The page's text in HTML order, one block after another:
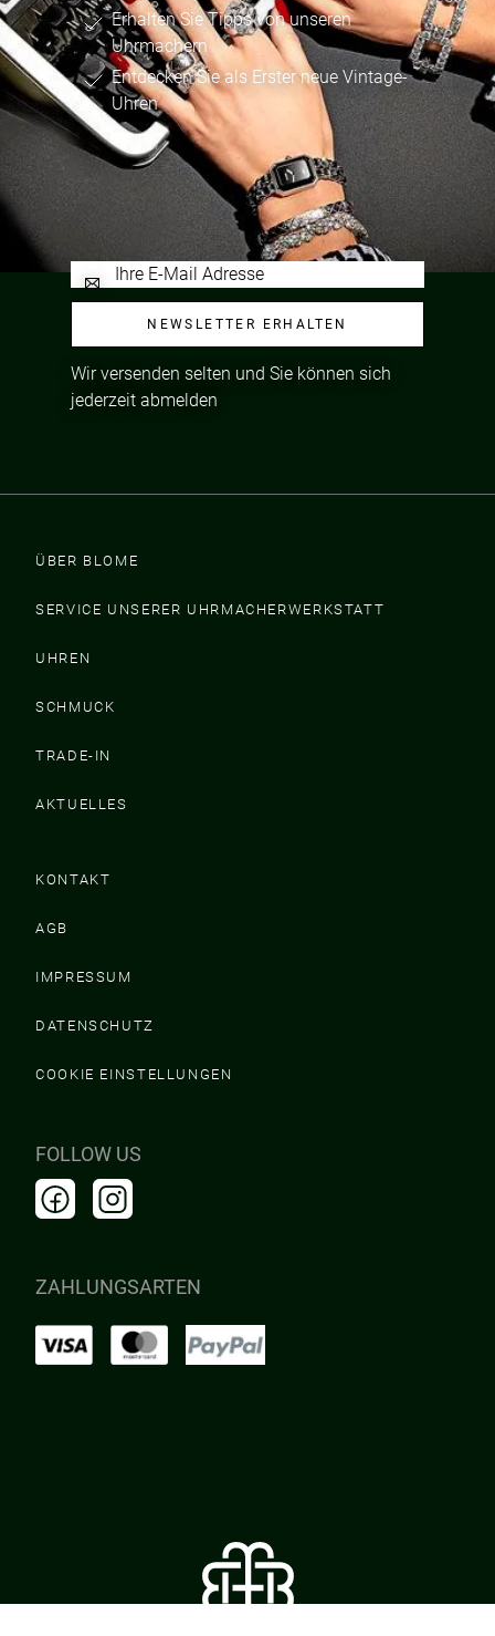
Erhalten Sie Tipps von unseren
Uhrmachern
Entdecken Sie als Erster neue Vintage-
Uhren
NEWSLETTER ERHALTEN
Wir versenden selten und Sie können sich
jederzeit abmelden
ÜBER BLOME
SERVICE UNSERER UHRMACHERWERKSTATT
UHREN
SCHMUCK
TRADE-IN
AKTUELLES
KONTAKT
AGB
IMPRESSUM
DATENSCHUTZ
COOKIE EINSTELLUNGEN
FOLLOW US
ZAHLUNGSARTEN